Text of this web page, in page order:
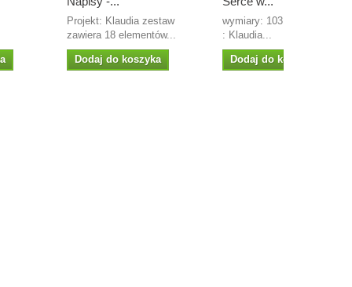
Projekt: Klaudia zestaw
zawiera 18 elementów...
Dodaj do koszyka
wymiary: 103 x 96 mm
: Klaudia...
Dodaj do koszyka